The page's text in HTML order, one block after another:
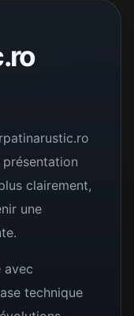
clairement,
une
avec
technique